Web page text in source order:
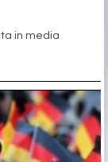
in media